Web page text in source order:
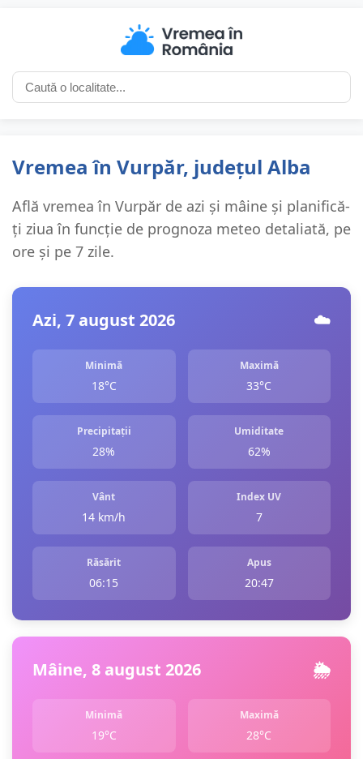
Vremea în Vurpăr, județul Alba
Află vremea în Vurpăr de azi și mâine și planifică-
ți ziua în funcție de prognoza meteo detaliată, pe
ore și pe 7 zile.
Azi, 7 august 2026 ☁️
Minimă
18°C
Maximă
33°C
Precipitații
28%
Umiditate
62%
Vânt
14 km/h
Index UV
7
Răsărit
06:15
Apus
20:47
Mâine, 8 august 2026 🌦️
Minimă
19°C
Maximă
28°C